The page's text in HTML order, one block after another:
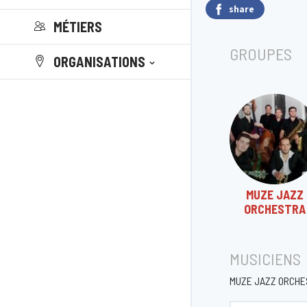
MÉTIERS
ORGANISATIONS
share
GROUPES
MUZE JAZZ
ORCHESTRA
MUSICIENS
MUZE JAZZ